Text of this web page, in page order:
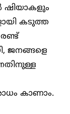
ഷിയാകളും
കടുത്ത
ജനങ്ങളെ
കാണാം.